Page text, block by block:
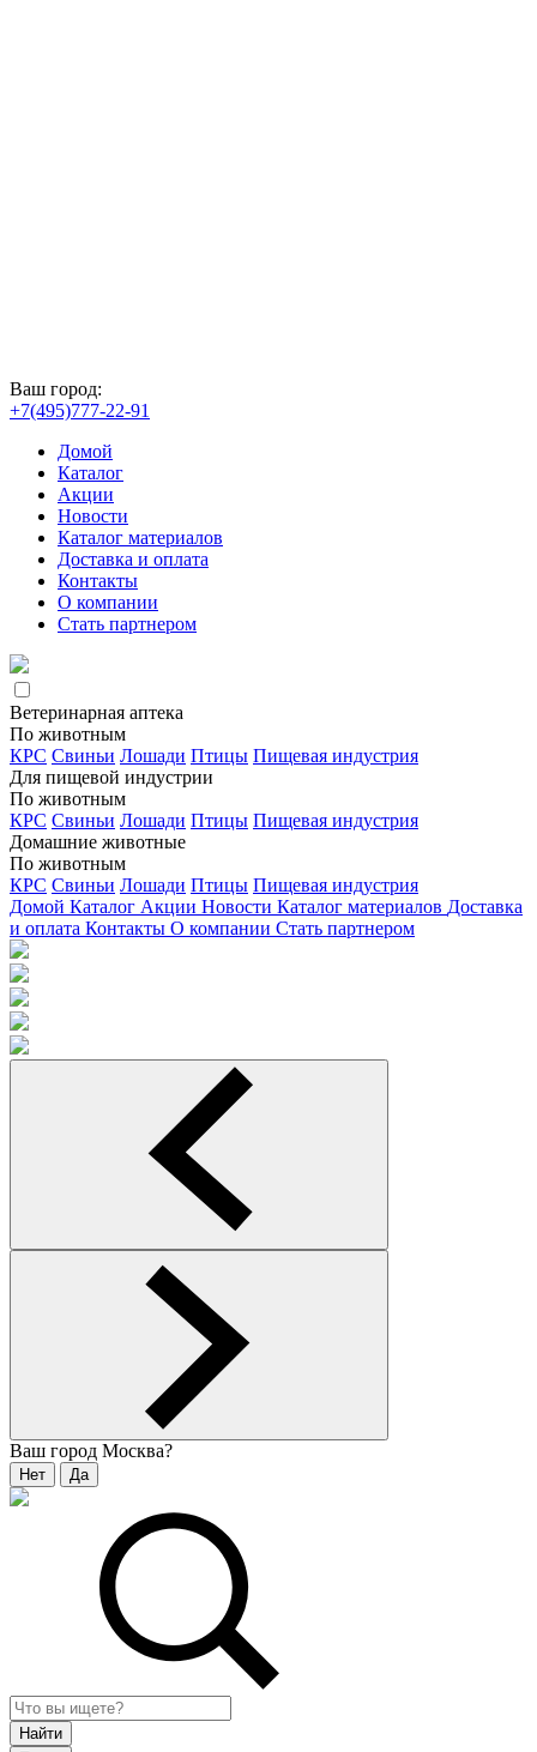
Ваш город:
+7(495)777-22-91
Домой
Каталог
Акции
Новости
Каталог материалов
Доставка и оплата
Контакты
О компании
Стать партнером
Ветеринарная аптека
По животным
КРС Свиньи Лошади Птицы Пищевая индустрия
Для пищевой индустрии
По животным
КРС Свиньи Лошади Птицы Пищевая индустрия
Домашние животные
По животным
КРС Свиньи Лошади Птицы Пищевая индустрия
Домой Каталог Акции Новости Каталог материалов Доставка
и оплата Контакты О компании Стать партнером
Ваш город Москва?
Нет Да